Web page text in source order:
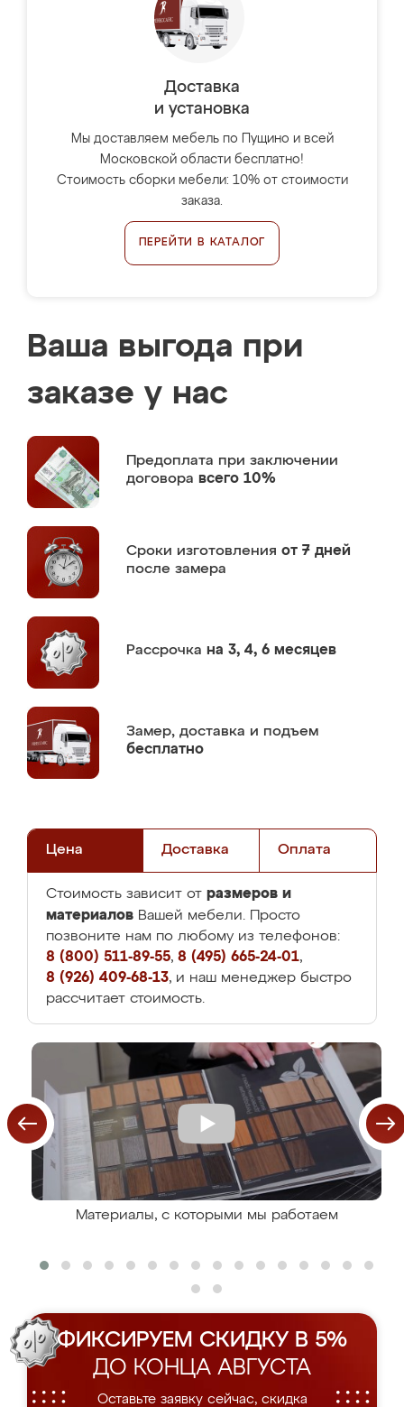
Доставка
и установка
Мы доставляем мебель по Пущино и всей
Московской области бесплатно!
Стоимость сборки мебели: 10% от стоимости
заказа.
ПЕРЕЙТИ В КАТАЛОГ
Ваша выгода при
заказе у нас
Предоплата при заключении
договора всего 10%
Сроки изготовления от 7 дней
после замера
Рассрочка на 3, 4, 6 месяцев
Замер, доставка и подъем
бесплатно
Цена Доставка Оплата
Стоимость зависит от размеров и
материалов Вашей мебели. Просто
позвоните нам по любому из телефонов:
8 (800) 511-89-55, 8 (495) 665-24-01,
8 (926) 409-68-13, и наш менеджер быстро
рассчитает стоимость.
Материалы, с которыми мы работаем
ФИКСИРУЕМ СКИДКУ В 5%
ДО КОНЦА АВГУСТА
Оставьте заявку сейчас, скидка